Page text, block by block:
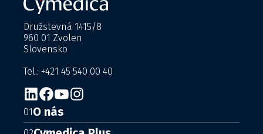
Družstevná 1415/8
960 01 Zvolen
Slovensko
Tel.: +421 45 540 00 40
01O nás